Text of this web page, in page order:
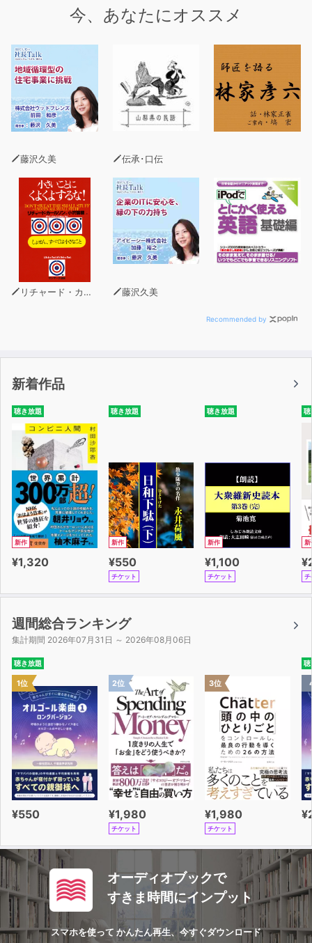
毎日1ページ読むのが楽しくなる。
この本に出会い、様々なことに興味をもつことができた。
(20代女性)
365日後の自分が楽しみです(30代男性)
知的な刺激や好奇心を求める人間にはピッタリの内容。
(70代男性より)
これの日本版があったら是非読みたい! (読者様多数より)
※「1日1ページ、読むだけで身につく世界の教養」感想ハ
ガキより
【1週間で7分野! 毎日飽きずに続く! 次の日が楽しみにな
る】
月:自然 富士山、地震、四季、農業、里山、日本犬、温
泉…
火:歴史 日本人の起源、大宝律令、戦国大名、太平洋戦
争…
水:文学 万葉集、源氏物語、夏目漱石、三島由紀夫、芥川
賞と直木賞…
木:科学・技術 古墳、日本刀、伊能忠敬、北里柴三郎、湯
金:芸術 大仏、鳥獣人物戯画、歌舞伎、伊藤若冲、藤田博
怪…
日:宗教・思想 神道、天照大神、儒教、お遍路、檀家制
度、本居宣長…
クスッと笑える「豆知識」は、ビジネスの場や飲み会での
雑談のネタに最適!
今、あなたにオススメ
藤沢久美 伝承･口伝
リチャード・カールソン 藤沢久美
Recommended by
新着作品
聴き放題
新作
¥1,320
聴き放題
新作
¥550
チケット
聴き放題
新作
¥1,100
チケット
聴
新
チ
週間総合ランキング
集計期間 2026年07月31日 ～ 2026年08月06日
聴き放題
1位
¥550
2位
¥1,980
チケット
3位
¥1,980
チケット
聴
オーディオブックで
すきま時間にインプット
スマホを使って かんたん再生、今すぐダウンロード